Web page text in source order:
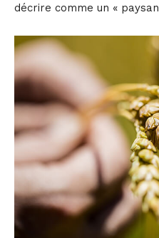
décrire comme un «